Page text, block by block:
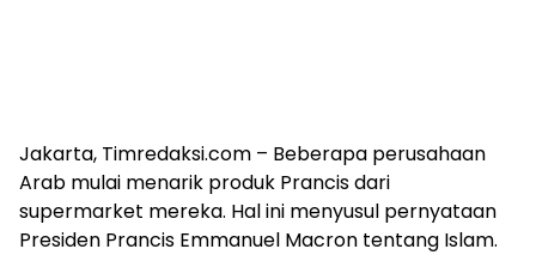
Jakarta, Timredaksi.com – Beberapa perusahaan
Arab mulai menarik produk Prancis dari
supermarket mereka. Hal ini menyusul pernyataan
Presiden Prancis Emmanuel Macron tentang Islam.